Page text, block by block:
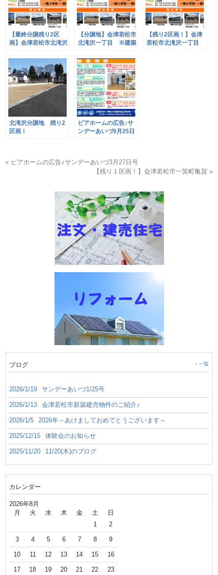
【最終分譲残り2区
画】会津若松市北滝沢
し
【分譲地】会津若松市
北滝沢一丁目 ※建築
【残り2区画！】会津
若松市北滝沢一丁目
北滝沢分譲地 残り2
区画！
ピアホームの広告♪サ
ンデーあいづ9月25日
« ピアホームの広告♪サンデーあいづ3月27日号
【残り１区画！】会津若松市一箕町亀賀 »
ブログ 一覧
2026/1/19 サンデーあいづ1/25号
2026/1/13 会津若松市新築建売物件のご紹介♪
2026/1/5 2026年～あけましておめでとうございます～
2025/12/15 体験会のお知らせ
2025/11/20 11/20(木)のブログ
カレンダー
2026年8月
月 火 水 木 金 土 日
1 2
3 4 5 6 7 8 9
10 11 12 13 14 15 16
17 18 19 20 21 22 23